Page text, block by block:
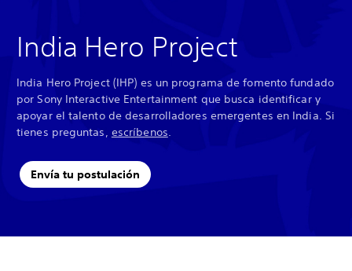
India Hero Project
India Hero Project (IHP) es un programa de fomento fundado
por Sony Interactive Entertainment que busca identificar y
apoyar el talento de desarrolladores emergentes en India. Si
tienes preguntas, escríbenos.
Envía tu postulación